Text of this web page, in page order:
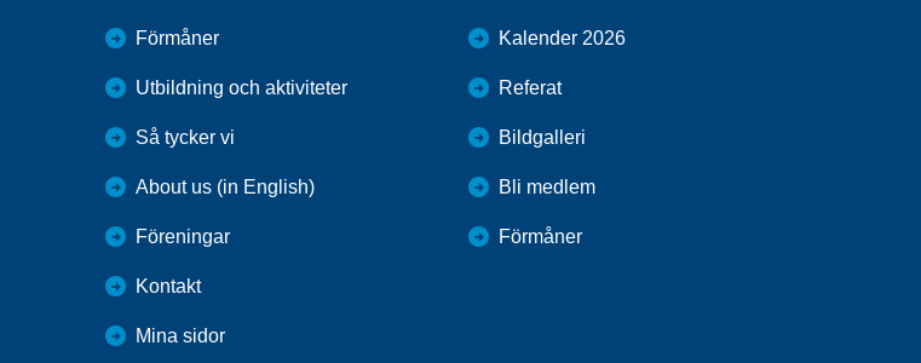
Förmåner
Utbildning och aktiviteter
Så tycker vi
About us (in English)
Föreningar
Kontakt
Mina sidor
Kalender 2026
Referat
Bildgalleri
Bli medlem
Förmåner